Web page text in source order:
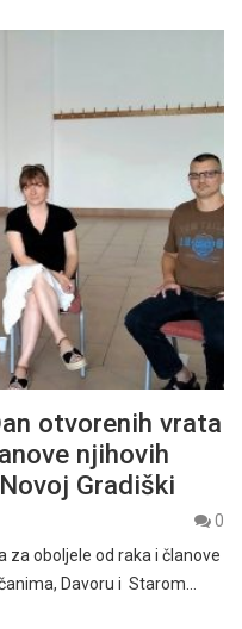
otvorenih vrata
njihovih
Gradiški
0
za oboljele od raka i članove
Davoru i Starom…